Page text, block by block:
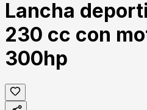
Lancha
230 cc con
300hp